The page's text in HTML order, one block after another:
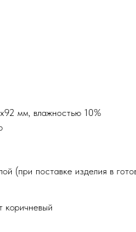
мм, влажностью 10%
(при поставке изделия в
коричневый